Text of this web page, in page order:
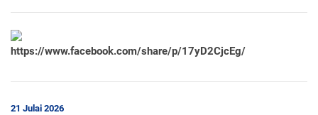
https://www.facebook.com/share/p/17yD2CjcEg/
21 Julai 2026